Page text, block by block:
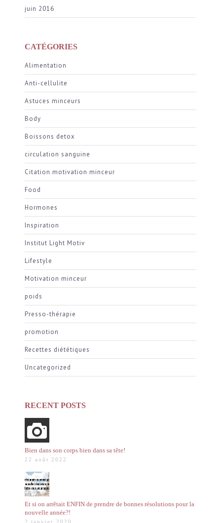
juin 2016
CATÉGORIES
Alimentation
Anti-cellulite
Astuces minceurs
Body
Boissons detox
circulation sanguine
Citation motivation minceur
Food
Hormones
Inspiration
Institut Light Motiv
Lifestyle
Motivation minceur
poids
Presso-thérapie
promotion
Recettes diététiques
Uncategorized
RECENT POSTS
Bien dans son corps bien dans sa tête!
22 août 2022
Et si on arrêtait ENFIN de prendre de bonnes résolutions pour la
nouvelle année?!
2 janvier 2020